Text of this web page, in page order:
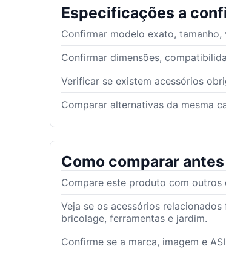
Especificações a
Confirmar modelo exato,
Confirmar dimensões,
Verificar se existem acessórios
Comparar alternativas da mesma
Como comparar
Compare este produto com outros
Veja se os acessórios
bricolage, ferramentas e jardim.
Confirme se a marca, imagem e